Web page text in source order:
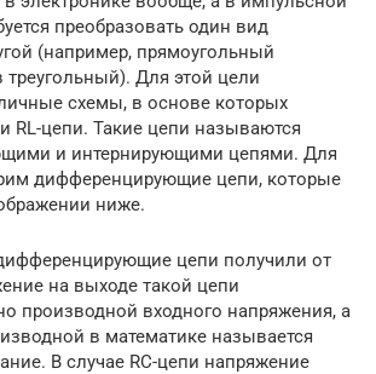
преобразовать один вид
(например, прямоугольный
треугольный). Для этой цели
схемы, в основе которых
RL-цепи. Такие цепи называются
и интернирующими цепями. Для
дифференцирующие цепи, которые
ниже.
цепи получили от
на выходе такой цепи
производной входного напряжения, а
в математике называется
В случае RC-цепи напряжение